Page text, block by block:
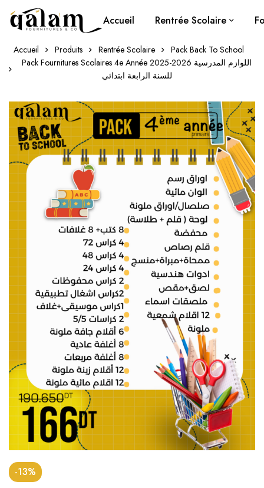
Accueil Rentrée Scolaire
Accueil Produits Rentrée Scolaire
Pack Back To School
Pack Fournitures Scolaires 4e Année 2025-2026 اللوازم المدرسية
للسنة الرابعة ابتدائي
-13%